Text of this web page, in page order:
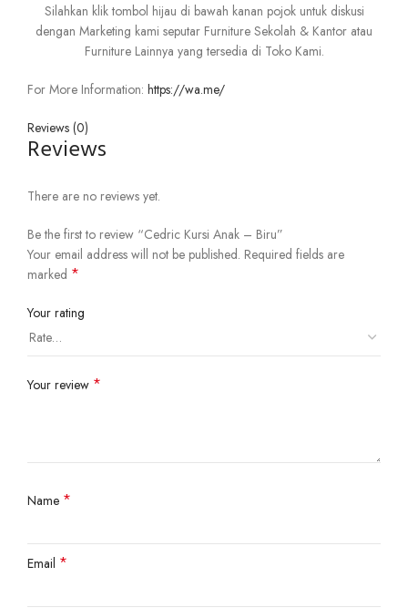
Silahkan klik tombol hijau di bawah kanan pojok untuk diskusi
dengan Marketing kami seputar Furniture Sekolah & Kantor atau
Furniture Lainnya yang tersedia di Toko Kami.
For More Information: https://wa.me/
Reviews (0)
Reviews
There are no reviews yet.
Be the first to review “Cedric Kursi Anak – Biru”
Your email address will not be published. Required fields are
marked *
Your rating
Your review *
Name *
Email *